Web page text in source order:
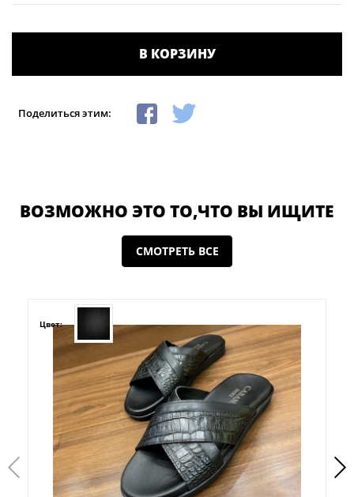
В КОРЗИНУ
Поделиться этим:
ВОЗМОЖНО ЭТО ТО,ЧТО ВЫ ИЩИТЕ
СМОТРЕТЬ ВСЕ
Цвет: